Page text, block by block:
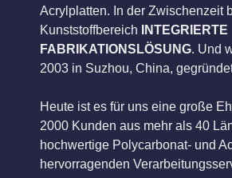
Acrylplatten. In der Zwischenzeit
Kunststoffbereich
INTEGRIERTE
FABRIKATIONSLÖSUNG. Und
2003 in Suzhou, China,
Heute ist es für uns eine große
2000 Kunden aus mehr als 40
hochwertige Polycarbonat- und
hervorragenden